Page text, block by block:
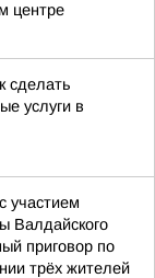
центре
сделать
услуги в
участием
Валдайского
приговор по
трёх жителей